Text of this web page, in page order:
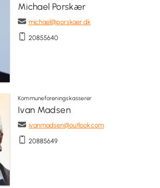
Michael Porskær
michael@porskaer.dk
20855640
Kommuneforeningskasserer
Ivan Madsen
ivanmadsen@outlook.com
20885649